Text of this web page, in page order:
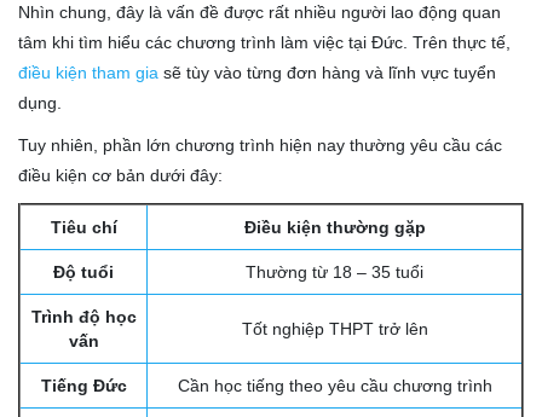
Nhìn chung, đây là vấn đề được rất nhiều người lao động quan
tâm khi tìm hiểu các chương trình làm việc tại Đức. Trên thực tế,
điều kiện tham gia sẽ tùy vào từng đơn hàng và lĩnh vực tuyển
dụng.
Tuy nhiên, phần lớn chương trình hiện nay thường yêu cầu các
điều kiện cơ bản dưới đây:
Tiêu chí Điều kiện thường gặp
Độ tuổi Thường từ 18 – 35 tuổi
Trình độ học
vấn
Tốt nghiệp THPT trở lên
Tiếng Đức Cần học tiếng theo yêu cầu chương trình